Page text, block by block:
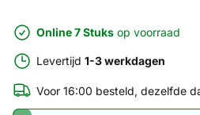
Online 7 Stuks op voorraad
Levertijd 1-3 werkdagen
Voor 16:00 besteld, dezelfde